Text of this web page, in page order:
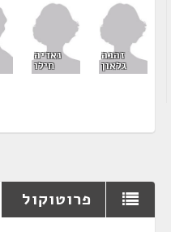
זהבה
גלאון
נאדיה
חילו
פרוטוקול